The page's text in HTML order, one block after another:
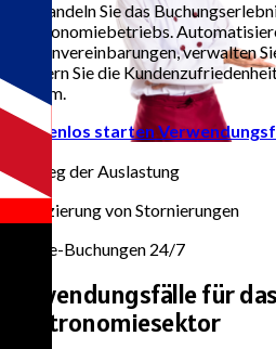
Verwandeln Sie das
Gastronomiebetriebs.
Terminvereinbarungen, verwalten
steigern Sie die
System.
Kostenlos starten
Anstieg der Auslastung
70%
Reduzierung von Stornierungen
24/7
Online-Buchungen 24/7
Anwendungsfälle für das
Gastronomiesektor